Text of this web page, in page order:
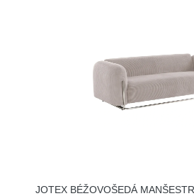
JOTEX BÉŽOVOŠEDÁ